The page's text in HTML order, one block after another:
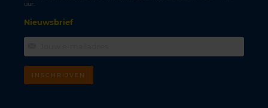
uur.
Nieuwsbrief
INSCHRIJVEN